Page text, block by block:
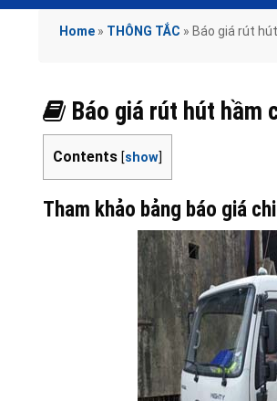
Home » THÔNG TẮC » Báo giá rút
Báo giá rút hút hầm
Contents [show]
Tham khảo bảng báo giá